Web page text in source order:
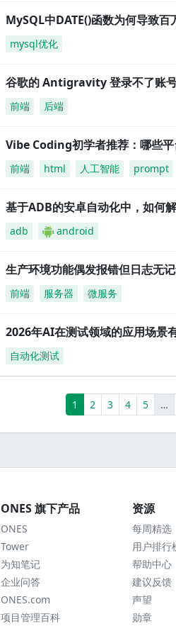
MySQL中DATE()函数为何导致百
mysql优化
谷歌的 Antigravity 登录不了账
前端 后端
Vibe Coding初学者推荐：哪些平
前端 html 人工智能 prompt
基于ADB的安卓自动化中，如何
adb android
生产环境功能偶发报错但日志无
前端 服务器 微服务
2026年AI在测试领域的应用场景
自动化测试
1 (current)
2 3 4 5 …
ONES 旗下产品
ONES
Tower
为知笔记
企业问答
ONES.com
项目管理百科
资源
每周精选
用户排行
帮助中心
建议反馈
声望
勋章